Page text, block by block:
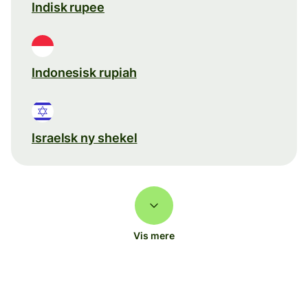
Indisk rupee
Indonesisk rupiah
Israelsk ny shekel
Vis mere